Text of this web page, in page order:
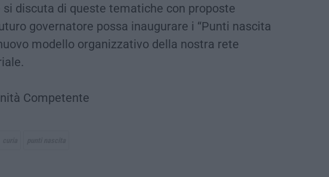
discuta di queste tematiche con proposte
governatore possa inaugurare i “Punti nascita
modello organizzativo della nostra rete
Competente